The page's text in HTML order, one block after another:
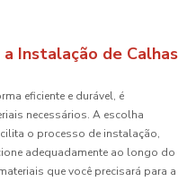
Instalação de Calhas
eficiente e durável, é
necessários. A escolha
o processo de instalação,
adequadamente ao longo do
que você precisará para a